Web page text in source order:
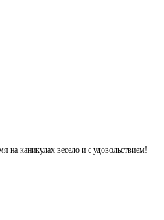
на каникулах весело и с удовольствием!